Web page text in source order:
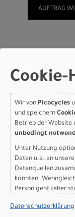
KONTAKT
Picocycles GbR
Rathausstraße 6
24103 Kiel
0431 666 83 57
Cookie-
Wir von Picocycles
und speichern
Betrieb der Website
unbedingt
Unter Nutzung
Daten u.a. an
Datenquellen
könnten.
Person geht (eher
sind wie bei uns in
Datenschutzerklärung